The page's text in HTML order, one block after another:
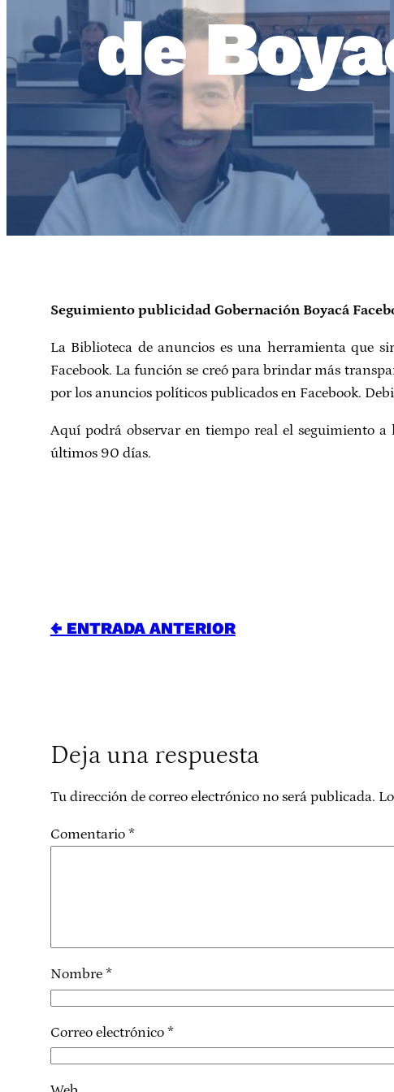
de
Seguimiento publicidad Gobernación Boyacá
La Biblioteca de anuncios es una herramienta que
Facebook. La función se creó para brindar más
por los anuncios políticos publicados en Facebook.
Aquí podrá observar en tiempo real el seguimiento
últimos 90 días.
← ENTRADA ANTERIOR
Deja una respuesta
Tu dirección de correo electrónico no será publicada.
Comentario *
Nombre *
Correo electrónico *